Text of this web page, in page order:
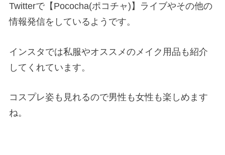
Twitterで【Pococha(ポコチャ)】ライブやその他の
情報発信をしているようです。
インスタでは私服やオススメのメイク用品も紹介
してくれています。
コスプレ姿も見れるので男性も女性も楽しめます
ね。